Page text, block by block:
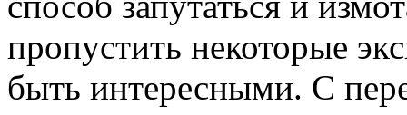
пропустить некоторые
быть интересными. С